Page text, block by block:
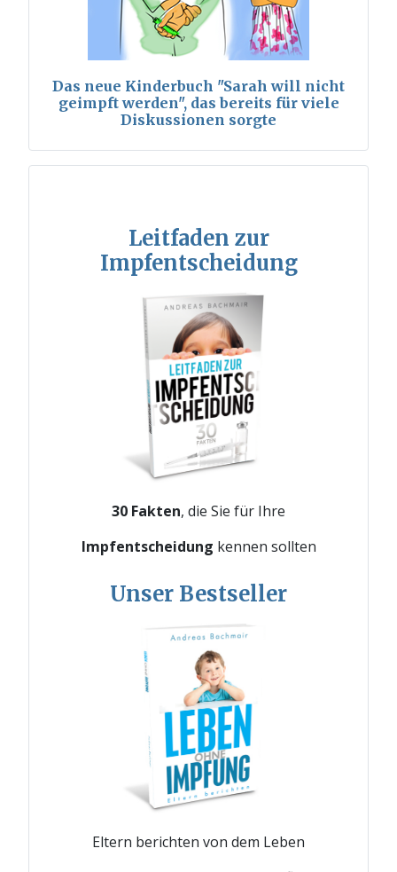
Das neue Kinderbuch "Sarah will nicht
geimpft werden", das bereits für viele
Diskussionen sorgte
Leitfaden zur
Impfentscheidung
30 Fakten, die Sie für Ihre
Impfentscheidung kennen sollten
Unser Bestseller
Eltern berichten von dem Leben